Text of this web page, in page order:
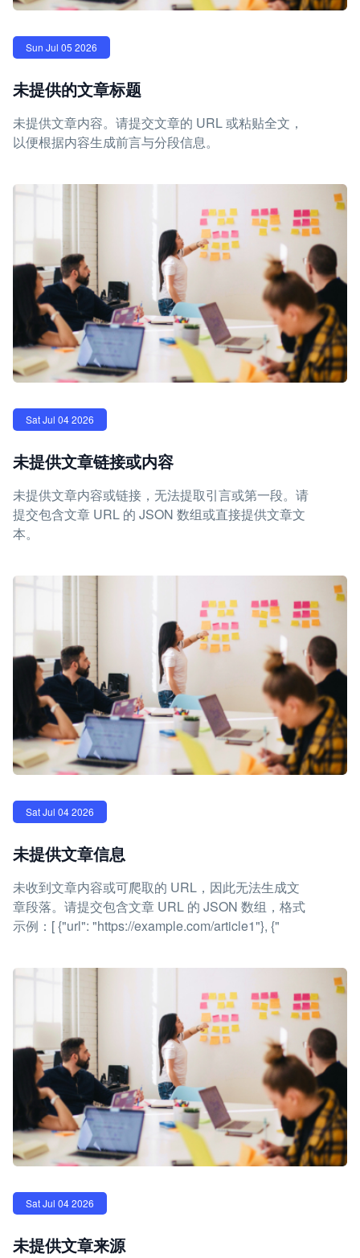
Sun Jul 05 2026
未提供的文章标题
未提供文章内容。请提交文章的 URL 或粘贴全文，
以便根据内容生成前言与分段信息。
Sat Jul 04 2026
未提供文章链接或内容
未提供文章内容或链接，无法提取引言或第一段。请
提交包含文章 URL 的 JSON 数组或直接提供文章文
本。
Sat Jul 04 2026
未提供文章信息
未收到文章内容或可爬取的 URL，因此无法生成文
章段落。请提交包含文章 URL 的 JSON 数组，格式
示例：[ {"url": "https://example.com/article1"}, {"
Sat Jul 04 2026
未提供文章来源